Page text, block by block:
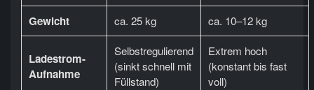
Gewicht ca. 25 kg ca. 10–12 kg
Ladestrom-
Aufnahme
Selbstregulierend
(sinkt schnell mit
Füllstand)
Extrem hoch
(konstant bis fast
voll)